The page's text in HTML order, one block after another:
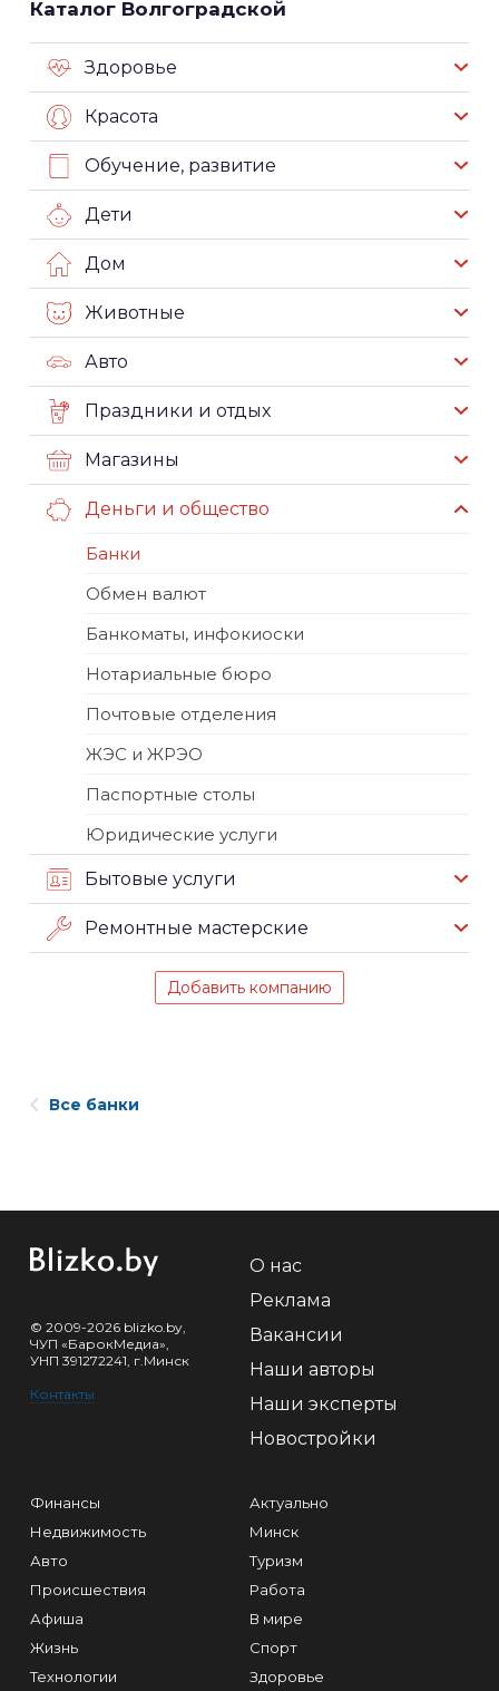
Каталог Волгоградской
Здоровье
Красота
Обучение, развитие
Дети
Дом
Животные
Авто
Праздники и отдых
Магазины
Деньги и общество
Банки
Обмен валют
Банкоматы, инфокиоски
Нотариальные бюро
Почтовые отделения
ЖЭС и ЖРЭО
Паспортные столы
Юридические услуги
Бытовые услуги
Ремонтные мастерские
Добавить компанию
Все банки
© 2009-2026 blizko.by,
ЧУП «БарокМедиа»,
УНП 391272241, г.Минск
Контакты
О нас
Реклама
Вакансии
Наши авторы
Наши эксперты
Новостройки
Финансы
Недвижимость
Авто
Происшествия
Афиша
Жизнь
Технологии
Актуально
Минск
Туризм
Работа
В мире
Спорт
Здоровье